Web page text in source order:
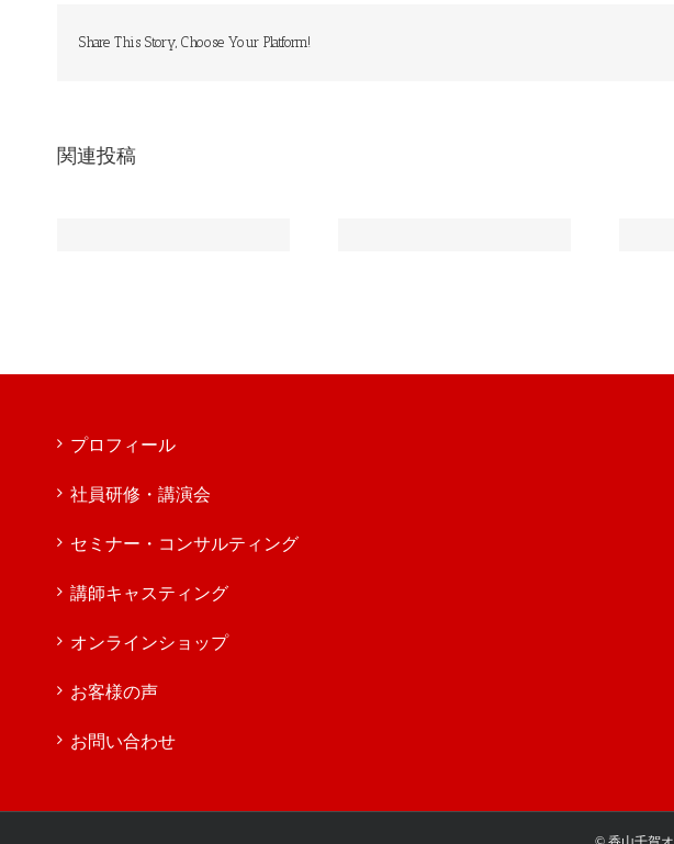
ッ
Share This Story, Choose Your Platform!
関連投稿
タイトルが付いた記事の表示
ですね。あと前後の記事への
リンクを出力している場合
ている場合なども表示にズレ
う。
プロフィール
社員研修・講演会
セミナー・コンサルティング
講師キャスティング
オンラインショップ
お客様の声
お問い合わせ